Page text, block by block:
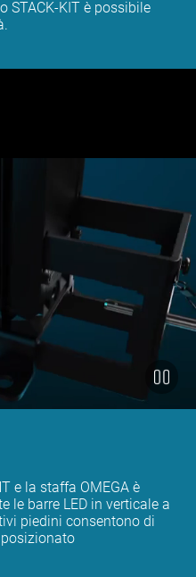
STACK-KIT è possibile
e la staffa OMEGA è
le barre LED in verticale a
piedini consentono di